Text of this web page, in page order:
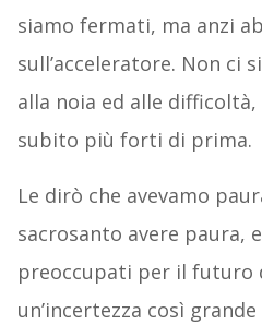
siamo fermati, ma anzi
sull’acceleratore. Non ci
alla noia ed alle
subito più forti di prima.
Le dirò che avevamo
sacrosanto avere paura,
preoccupati per il futuro
un’incertezza così